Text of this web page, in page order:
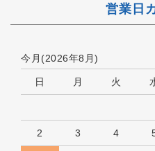
営業日
今月(2026年8月)
日 月 火
2 3 4